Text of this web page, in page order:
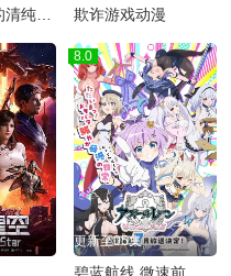
转学后班上的清纯可爱美少女，竟是小时候玩在一起的哥儿们 欺诈游戏动漫
8.0
更新至05集